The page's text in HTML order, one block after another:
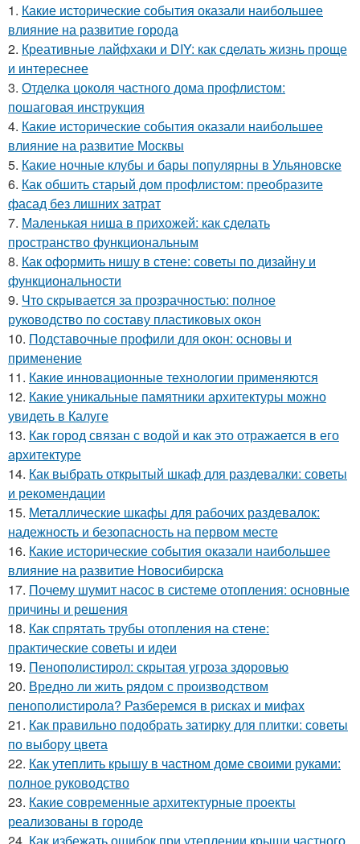
1. Какие исторические события оказали наибольшее
влияние на развитие города
2. Креативные лайфхаки и DIY: как сделать жизнь проще
и интереснее
3. Отделка цоколя частного дома профлистом:
пошаговая инструкция
4. Какие исторические события оказали наибольшее
влияние на развитие Москвы
5. Какие ночные клубы и бары популярны в Ульяновске
6. Как обшить старый дом профлистом: преобразите
фасад без лишних затрат
7. Маленькая ниша в прихожей: как сделать
пространство функциональным
8. Как оформить нишу в стене: советы по дизайну и
функциональности
9. Что скрывается за прозрачностью: полное
руководство по составу пластиковых окон
10. Подставочные профили для окон: основы и
применение
11. Какие инновационные технологии применяются
12. Какие уникальные памятники архитектуры можно
увидеть в Калуге
13. Как город связан с водой и как это отражается в его
архитектуре
14. Как выбрать открытый шкаф для раздевалки: советы
и рекомендации
15. Металлические шкафы для рабочих раздевалок:
надежность и безопасность на первом месте
16. Какие исторические события оказали наибольшее
влияние на развитие Новосибирска
17. Почему шумит насос в системе отопления: основные
причины и решения
18. Как спрятать трубы отопления на стене:
практические советы и идеи
19. Пенополистирол: скрытая угроза здоровью
20. Вредно ли жить рядом с производством
пенополистирола? Разберемся в рисках и мифах
21. Как правильно подобрать затирку для плитки: советы
по выбору цвета
22. Как утеплить крышу в частном доме своими руками:
полное руководство
23. Какие современные архитектурные проекты
реализованы в городе